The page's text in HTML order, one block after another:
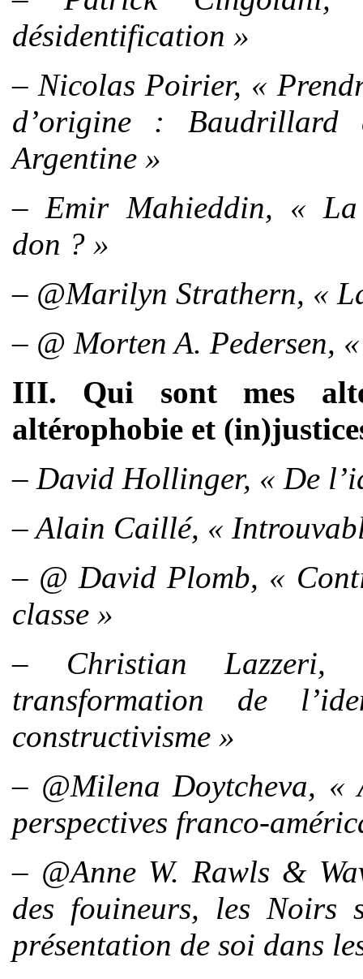
désidentification »
– Nicolas Poirier, «
d’origine : Baudrillard
Argentine »
– Emir Mahieddin, «
don ? »
– @Marilyn Strathern, «
– @ Morten A. Pedersen,
III. Qui sont mes
altérophobie et
– David Hollinger, « De
– Alain Caillé, «
– @ David Plomb, «
classe »
– Christian Lazzeri,
transformation de
constructivisme »
– @Milena Doytcheva, «
perspectives franco-
– @Anne W. Rawls &
des fouineurs, les Noirs
présentation de soi dans